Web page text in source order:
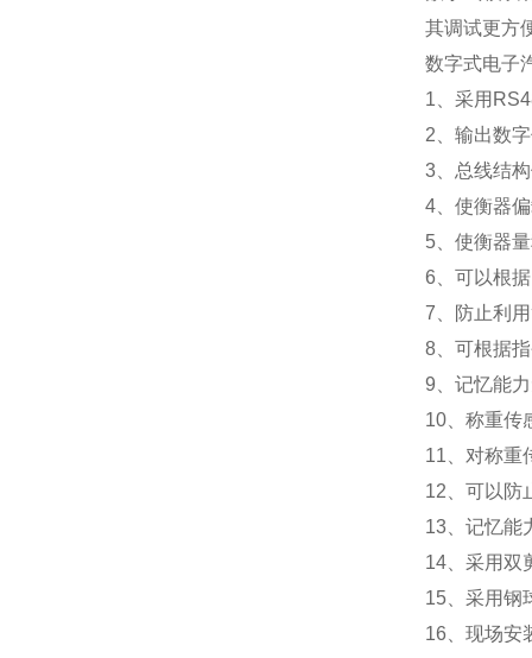
其调试更方
数字式电子
1 、采用
2 、输出数
3 、总线结
4 、使衡器
5 、使衡器
6 、可以根
7 、防止利
8 、可根据
9 、记忆能
10 、称重
11 、对称
12 、可以
13 、记忆
14 、采用
15 、采用
16 、现场